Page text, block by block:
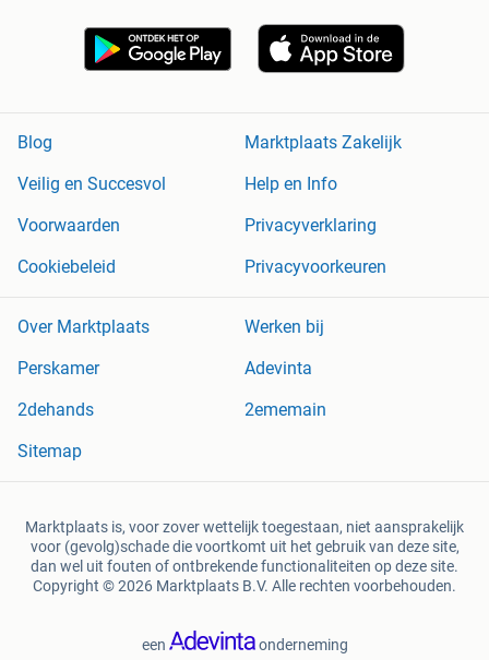
Blog
Marktplaats Zakelijk
Veilig en Succesvol
Help en Info
Voorwaarden
Privacyverklaring
Cookiebeleid
Privacyvoorkeuren
Over Marktplaats
Werken bij
Perskamer
Adevinta
2dehands
2ememain
Sitemap
Marktplaats is, voor zover wettelijk toegestaan, niet aansprakelijk
voor (gevolg)schade die voortkomt uit het gebruik van deze site,
dan wel uit fouten of ontbrekende functionaliteiten op deze site.
Copyright © 2026 Marktplaats B.V. Alle rechten voorbehouden.
een onderneming